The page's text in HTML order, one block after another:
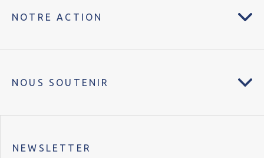
NOTRE ACTION
NOUS SOUTENIR
NEWSLETTER